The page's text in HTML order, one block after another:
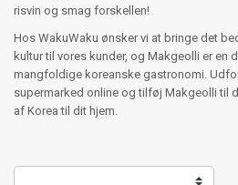
risvin og smag forskellen!
Hos WakuWaku ønsker vi at bringe det
kultur til vores kunder, og Makgeolli er en
mangfoldige koreanske gastronomi.
supermarked online og tilføj Makgeolli til
af Korea til dit hjem.